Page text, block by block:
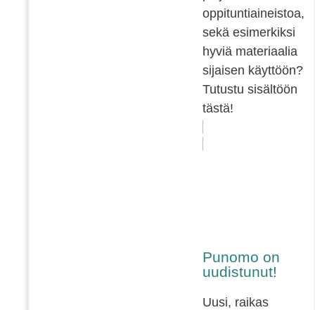
oppituntiaineistoa,
sekä esimerkiksi
hyviä materiaalia
sijaisen käyttöön?
Tutustu sisältöön
tästä!
Punomo on
uudistunut!
Uusi, raikas